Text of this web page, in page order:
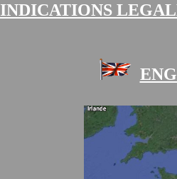
INDICATIONS